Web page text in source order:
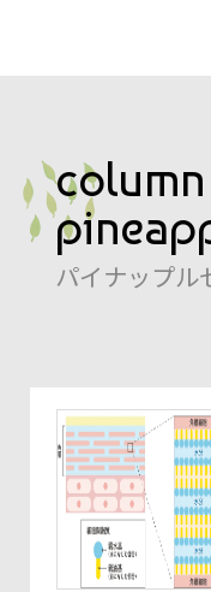
パイナップル